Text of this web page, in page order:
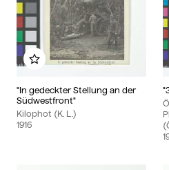
"In gedeckter Stellung an der
Südwestfront"
Kilophot (K. L.)
1916
Zu meinem Album